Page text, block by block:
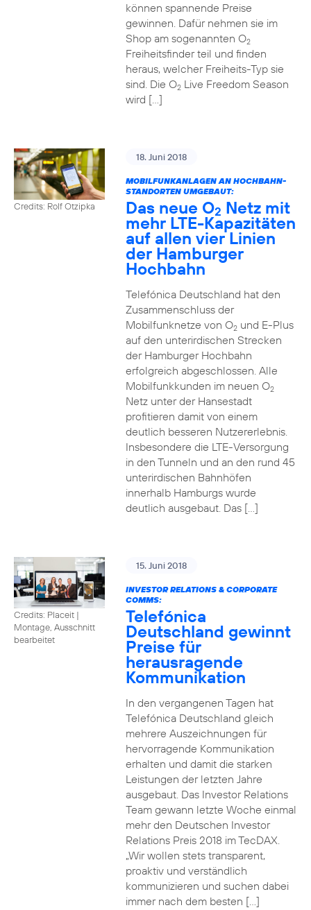
können spannende Preise
gewinnen. Dafür nehmen sie im
Shop am sogenannten O2
Freiheitsfinder teil und finden
heraus, welcher Freiheits-Typ sie
sind. Die O2Live Freedom Season
wird […]
Credits: Rolf Otzipka
18. Juni 2018
MOBILFUNKANLAGEN AN HOCHBAHN-
STANDORTEN UMGEBAUT:
Das neue O2 Netz mit
mehr LTE-Kapazitäten
auf allen vier Linien
der Hamburger
Hochbahn
Telefónica Deutschland hat den
Zusammenschluss der
Mobilfunknetze von O2und E-Plus
auf den unterirdischen Strecken
der Hamburger Hochbahn
erfolgreich abgeschlossen. Alle
Mobilfunkkunden im neuen O2
Netz unter der Hansestadt
profitieren damit von einem
deutlich besseren Nutzererlebnis.
Insbesondere die LTE-Versorgung
in den Tunneln und an den rund 45
unterirdischen Bahnhöfen
innerhalb Hamburgs wurde
deutlich ausgebaut. Das […]
Credits: Placeit |
Montage, Ausschnitt
bearbeitet
15. Juni 2018
INVESTOR RELATIONS & CORPORATE
COMMS:
Telefónica
Deutschland gewinnt
Preise für
herausragende
Kommunikation
In den vergangenen Tagen hat
Telefónica Deutschland gleich
mehrere Auszeichnungen für
hervorragende Kommunikation
erhalten und damit die starken
Leistungen der letzten Jahre
ausgebaut. Das Investor Relations
Team gewann letzte Woche einmal
mehr den Deutschen Investor
Relations Preis 2018 im TecDAX.
„Wir wollen stets transparent,
proaktiv und verständlich
kommunizieren und suchen dabei
immer nach dem besten […]